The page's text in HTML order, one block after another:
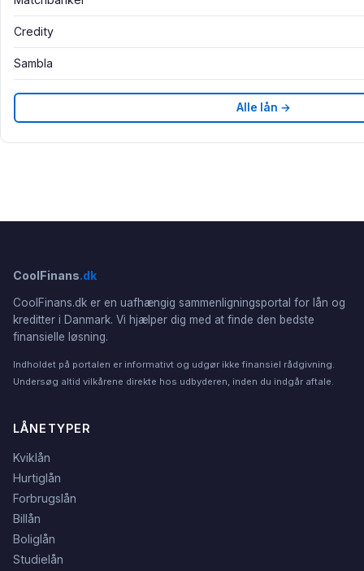
Credity
Sambla
Alle lån →
CoolFinans.dk
CoolFinans.dk er en uafhængig sammenligningsportal for lån og
kreditter i Danmark. Vi hjælper dig med at finde den bedste
finansielle løsning.
Indholdet på portalen er informativt og udgør ikke finansiel rådgivning.
Undersøg altid vilkårene direkte hos udbyderen, inden du indgår aftale.
LÅNETYPER
Kviklån
Hurtiglån
Forbrugslån
Billån
Boliglån
Studielån